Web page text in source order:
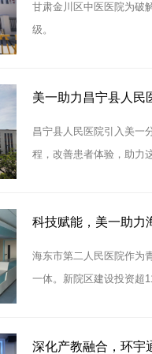
甘肃金川区中医医院为破
级。​​​
美一助力昌宁县人民
昌宁县人民医院引入美一
程，改善患者体验，助力
科技赋能，美一助力
海东市第二人民医院作为
一体。新院区建设投资超
深化产教融合，环宇